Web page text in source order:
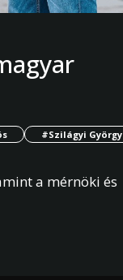
#Szilágyi György
a mérnöki és